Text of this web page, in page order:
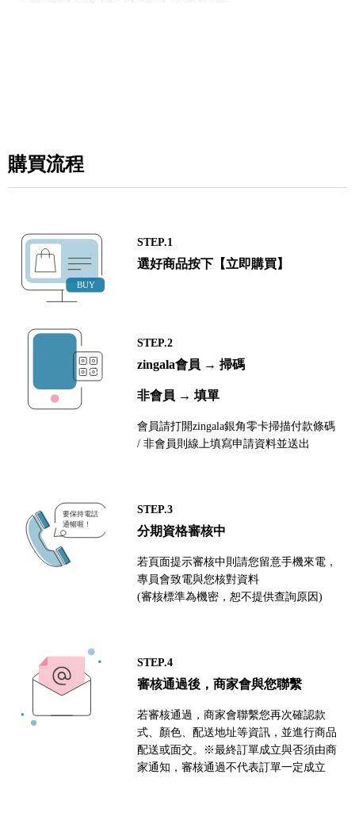
購買流程
STEP.1
選好商品按下【立即購買】
STEP.2
zingala會員 → 掃碼
非會員 → 填單
會員請打開zingala銀角零卡掃描付款條碼
/ 非會員則線上填寫申請資料並送出
STEP.3
分期資格審核中
若頁面提示審核中則請您留意手機來電，
專員會致電與您核對資料
(審核標準為機密，恕不提供查詢原因)
STEP.4
審核通過後，商家會與您聯繫
若審核通過，商家會聯繫您再次確認款
式、顏色、配送地址等資訊，並進行商品
配送或面交。※最終訂單成立與否須由商
家通知，審核通過不代表訂單一定成立